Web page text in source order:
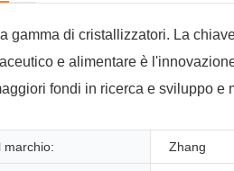
gamma di cristallizzatori. La
e alimentare è
fondi in ricerca e sviluppo e
marchio: Zhang